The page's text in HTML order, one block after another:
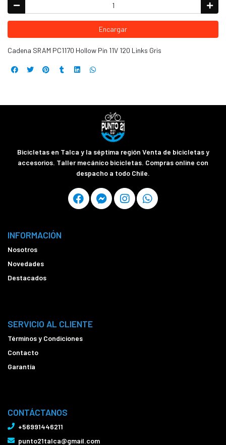
Encargar
Cadena SRAM PC1170 Hollow Pin 11V 120 Links Gris
Bicicletas en Talca y la séptima región Venta de bicicletas y
accesorios. Taller mecánico bicicletas. Compras online con
despacho a todo Chile.
INFORMACIÓN
Nosotros
Novedades
Destacados
SERVICIO AL CLIENTE
Términos y Condiciones
Contacto
Garantía
CONTÁCTANOS
+56991446211
punto21talca@gmail.com